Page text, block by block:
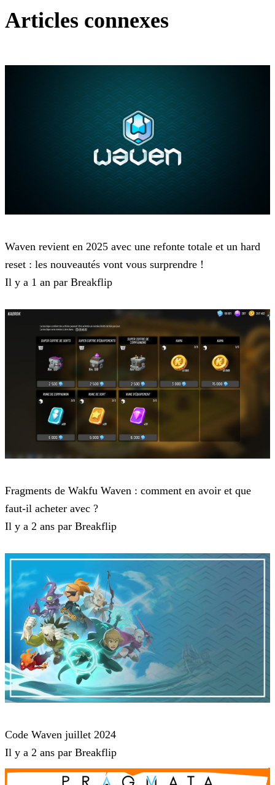
Articles connexes
Waven revient en 2025 avec une refonte totale et un hard
reset : les nouveautés vont vous surprendre !
Il y a 1 an par Breakflip
Fragments de Wakfu Waven : comment en avoir et que
faut-il acheter avec ?
Il y a 2 ans par Breakflip
Code Waven juillet 2024
Il y a 2 ans par Breakflip